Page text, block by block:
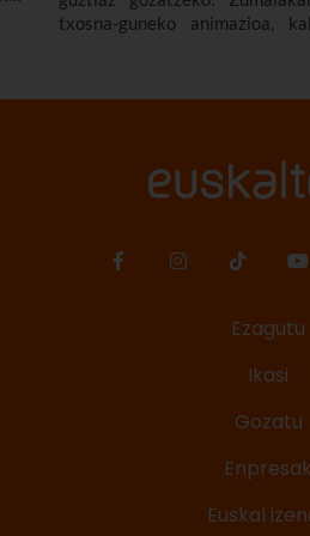
txosna-guneko animazioa,
Kontsultatu hemen
Ezagutu
Ikasi
Gozatu
Enpresak
Euskal